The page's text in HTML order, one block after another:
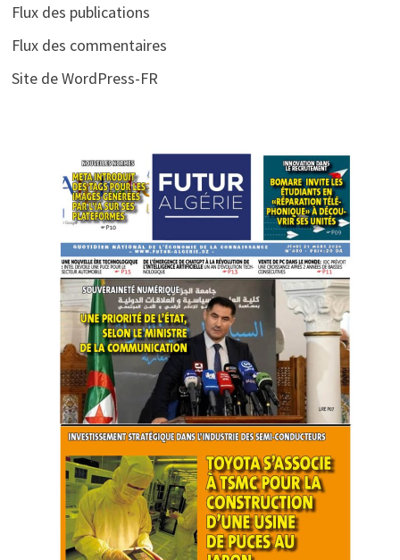
Flux des publications
Flux des commentaires
Site de WordPress-FR